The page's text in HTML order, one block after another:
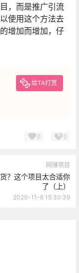
，而是推广引流
使用这个方法去
增加而增加，仔
给TA打赏
0 0
网赚项目
？这个项目太合适你
了（上）
2020-11-6 15:30:39